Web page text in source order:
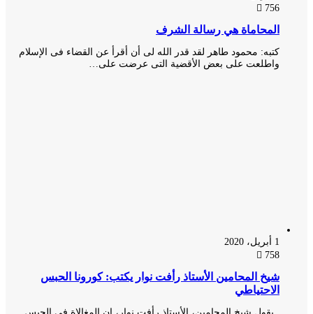
المحاماة هي رسالة الشرف
كتبه: محمود طاهر لقد قدر الله لى أن أقرأ عن القضاء فى الإسلام
واطلعت على بعض الأقضية التى عرضت على…
شيخ المحامين الأستاذ رأفت نوار يكتب: كورونا الحبس
الاحتياطي